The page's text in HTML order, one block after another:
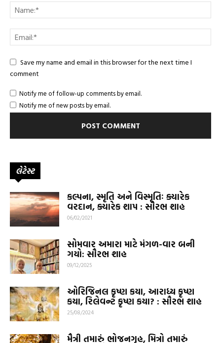
Save my name and email in this browser for the next time I
comment
Notify me of follow-up comments by email.
Notify me of new posts by email.
લેટેસ્ટ
કલ્પના, સ્મૃતિ અને વિસ્મૃતિઃ ક્યારેક
વરદાન, ક્યારેક શાપ : સૌરભ શાહ
06/02/2021
સોમવાર અમારા માટે મંગળ-વાર બની
ગયો: સૌરભ શાહ
09/12/2025
ઓરિજિનલ કૃષ્ણ કયા, આરાધ્ય કૃષ્ણ
કયા, રિલેવન્ટ કૃષ્ણ કયા? : સૌરભ શાહ
25/08/2024
મૈત્રી તમારું ભોજનગૃહ, મિત્રો તમારું